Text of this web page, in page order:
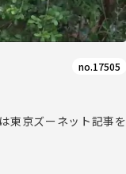
no.17505
東京ズーネット記事を